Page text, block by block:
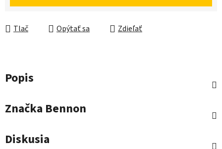
Tlač Opýtať sa Zdieľať
Popis
Značka Bennon
Diskusia